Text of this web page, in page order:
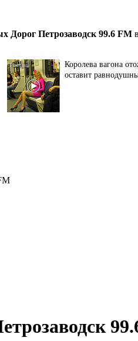
Дорог Петрозаводск 99.6 FM
Королева вагона
оставит